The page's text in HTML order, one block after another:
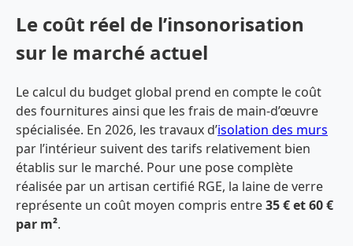
Le coût réel de l’insonorisation
sur le marché actuel
Le calcul du budget global prend en compte le coût
des fournitures ainsi que les frais de main-d’œuvre
spécialisée. En 2026, les travaux d’isolation des murs
par l’intérieur suivent des tarifs relativement bien
établis sur le marché. Pour une pose complète
réalisée par un artisan certifié RGE, la laine de verre
représente un coût moyen compris entre35 € et 60 €
par m².